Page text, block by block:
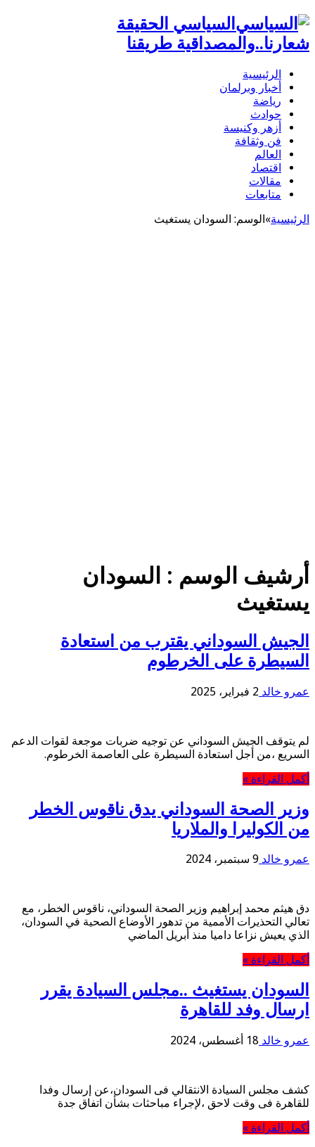
السياسي الحقيقة
شعارنا..والمصداقية طريقنا
الرئيسية
أخبار وبرلمان
رياضة
حوادث
أزهر وكنيسة
فن وثقافة
العالم
اقتصاد
مقالات
متابعات
الرئيسية»الوسم: السودان يستغيث
أرشيف الوسم : السودان
يستغيث
الجيش السوداني يقترب من استعادة
السيطرة على الخرطوم
عمرو خالد 2 فبراير، 2025
لم يتوقف الجيش السوداني عن توجيه ضربات موجعة لقوات الدعم
السريع ،من أجل استعادة السيطرة على العاصمة الخرطوم.
أكمل القراءة »
وزير الصحة السوداني يدق ناقوس الخطر
من الكوليرا والملاريا
عمرو خالد 9 سبتمبر، 2024
دق هيثم محمد إبراهيم وزير الصحة السوداني، ناقوس الخطر، مع
تعالي التحذيرات الأممية من تدهور الأوضاع الصحية في السودان،
الذي يعيش نزاعا داميا منذ أبريل الماضي
أكمل القراءة »
السودان يستغيث ..مجلس السيادة يقرر
ارسال وفد للقاهرة
عمرو خالد 18 أغسطس، 2024
كشف مجلس السيادة الانتقالي فى السودان،عن إرسال وفدا
للقاهرة فى وقت لاحق ،لإجراء مباحثات بشأن اتفاق جدة
أكمل القراءة »